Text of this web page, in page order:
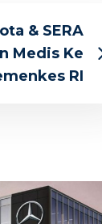
& SERA
Medis Ke
RI